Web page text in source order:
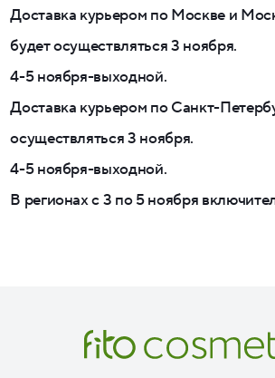
Доставка курьером по Москве и
будет осуществляться 3 ноября.
4-5 ноября-выходной.
Доставка курьером по Санкт-
осуществляться 3 ноября.
4-5 ноября-выходной.
В регионах с 3 по 5 ноября